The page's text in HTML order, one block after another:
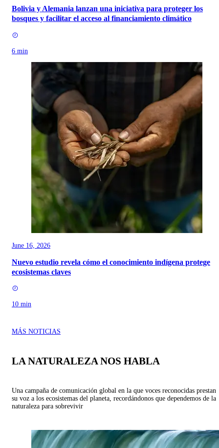
Bolivia y Alemania lanzan una iniciativa para proteger los
bosques y facilitar el acceso al financiamiento climático
6 min
June 16, 2026
Nuevo estudio revela cómo el conocimiento indígena protege
ecosistemas claves
10 min
MÁS NOTICIAS
LA NATURALEZA NOS HABLA
Una campaña de comunicación global en la que voces reconocidas prestan
su voz a los ecosistemas del planeta, recordándonos que dependemos de la
naturaleza para sobrevivir